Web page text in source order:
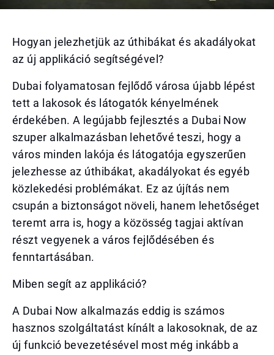
Hogyan jelezhetjük az úthibákat és akadályokat
az új applikáció segítségével?
Dubai folyamatosan fejlődő városa újabb lépést
tett a lakosok és látogatók kényelmének
érdekében. A legújabb fejlesztés a Dubai Now
szuper alkalmazásban lehetővé teszi, hogy a
város minden lakója és látogatója egyszerűen
jelezhesse az úthibákat, akadályokat és egyéb
közlekedési problémákat. Ez az újítás nem
csupán a biztonságot növeli, hanem lehetőséget
teremt arra is, hogy a közösség tagjai aktívan
részt vegyenek a város fejlődésében és
fenntartásában.
Miben segít az applikáció?
A Dubai Now alkalmazás eddig is számos
hasznos szolgáltatást kínált a lakosoknak, de az
új funkció bevezetésével most még inkább a